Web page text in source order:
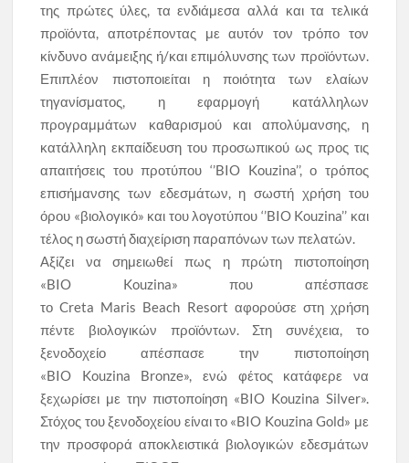
της πρώτες ύλες, τα ενδιάμεσα αλλά και τα τελικά
προϊόντα, αποτρέποντας με αυτόν τον τρόπο τον
κίνδυνο ανάμειξης ή/και επιμόλυνσης των προϊόντων.
Επιπλέον πιστοποιείται η ποιότητα των ελαίων
τηγανίσματος, η εφαρμογή κατάλληλων
προγραμμάτων καθαρισμού και απολύμανσης, η
κατάλληλη εκπαίδευση του προσωπικού ως προς τις
απαιτήσεις του προτύπου ‘’BIO Kouzina’’, ο τρόπος
επισήμανσης των εδεσμάτων, η σωστή χρήση του
όρου «βιολογικό» και του λογοτύπου ‘’BIO Kouzina’’ και
τέλος η σωστή διαχείριση παραπόνων των πελατών.
Αξίζει να σημειωθεί πως η πρώτη πιστοποίηση
«BIO Kouzina» που απέσπασε
το Creta Maris Beach Resort αφορούσε στη χρήση
πέντε βιολογικών προϊόντων. Στη συνέχεια, το
ξενοδοχείο απέσπασε την πιστοποίηση
«BIO Kouzina Bronze», ενώ φέτος κατάφερε να
ξεχωρίσει με την πιστοποίηση «BIO Kouzina Silver».
Στόχος του ξενοδοχείου είναι το «BIO Kouzina Gold» με
την προσφορά αποκλειστικά βιολογικών εδεσμάτων